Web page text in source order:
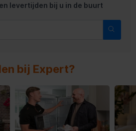
levertijden bij u in de buurt
bij Expert?